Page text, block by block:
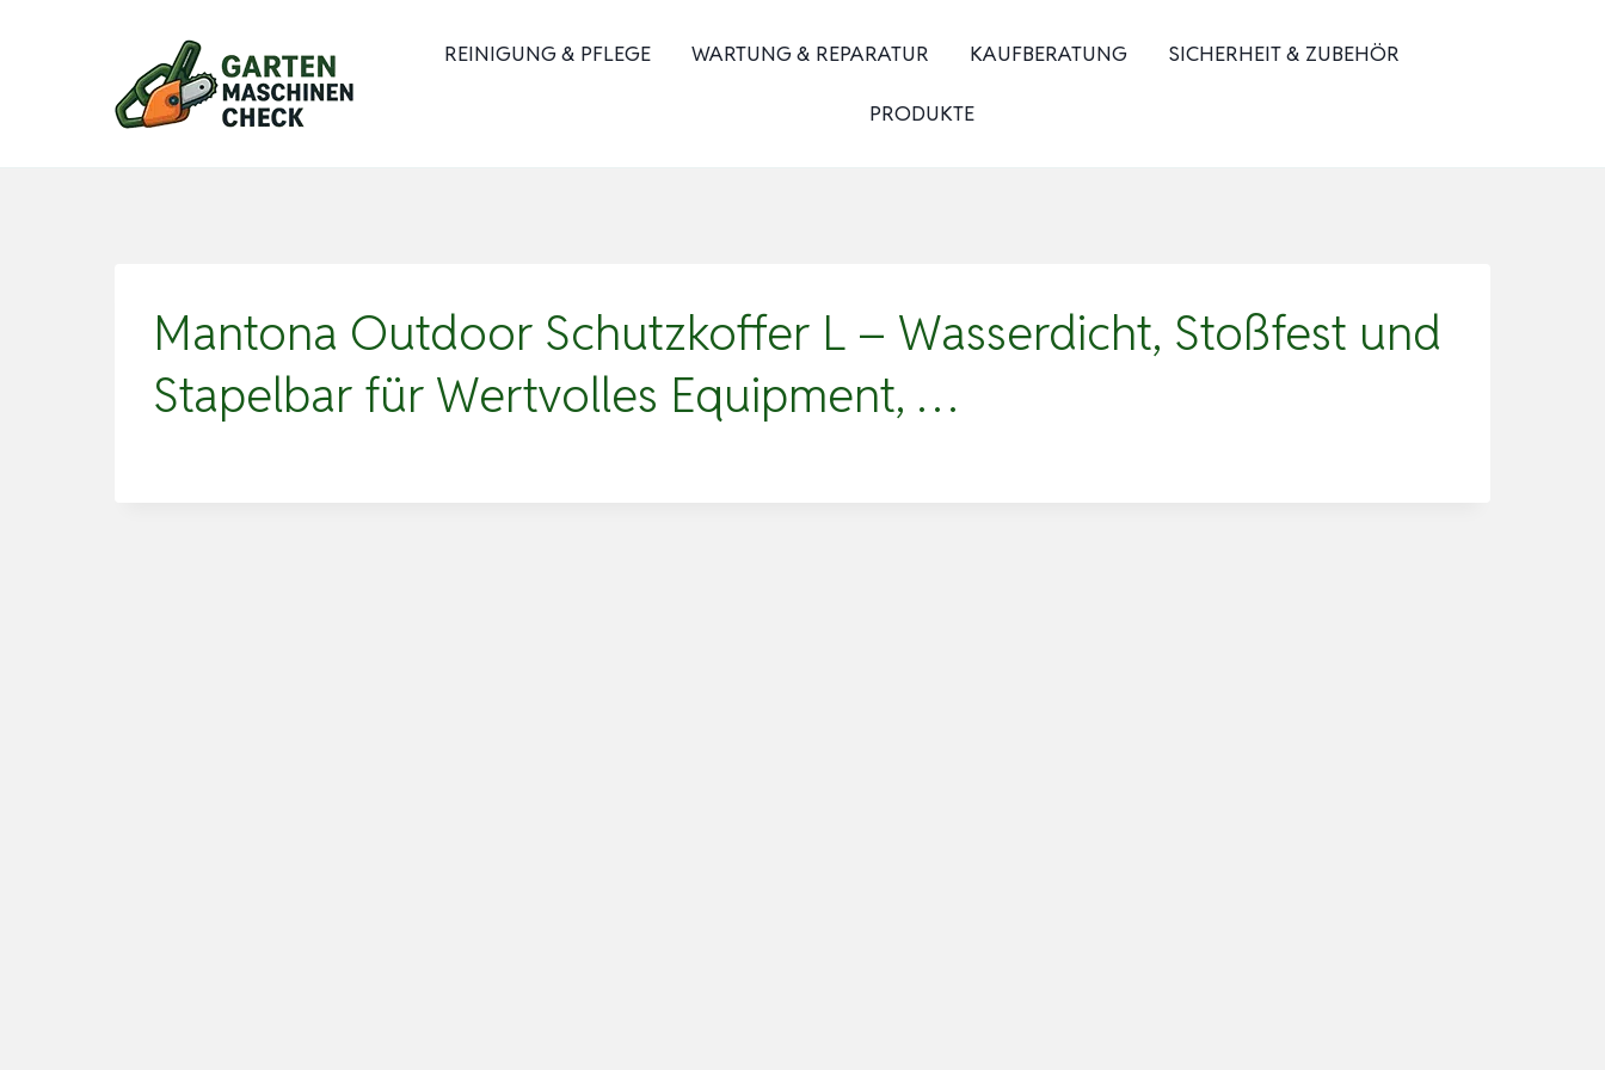
REINIGUNG & PFLEGE WARTUNG & REPARATUR KAUFBERATUNG SICHERHEIT & ZUBEHÖR
PRODUKTE
Mantona Outdoor Schutzkoffer L – Wasserdicht, Stoßfest und
Stapelbar für Wertvolles Equipment, …